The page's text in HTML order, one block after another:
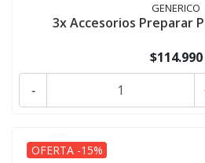
GENERICO
3x Accesorios Preparar
$114.990
-
OFERTA -15%